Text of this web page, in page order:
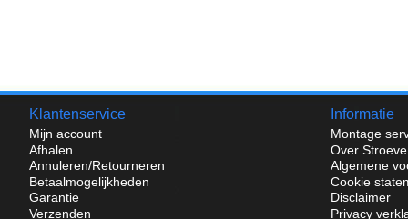
Klantenservice
Mijn account
Afhalen
Annuleren/Retourneren
Betaalmogelijkheden
Garantie
Verzenden
Informatie
Montage
Over
Algemene
Cookie
Disclaimer
Privacy